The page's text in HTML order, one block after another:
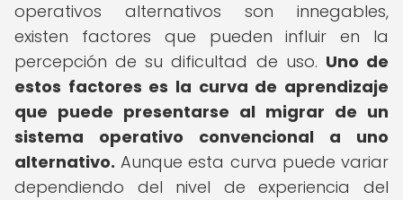
operativos alternativos son innegables,
existen factores que pueden influir en la
percepción de su dificultad de uso. Uno de
estos factores es la curva de aprendizaje
que puede presentarse al migrar de un
sistema operativo convencional a uno
alternativo. Aunque esta curva puede variar
dependiendo del nivel de experiencia del